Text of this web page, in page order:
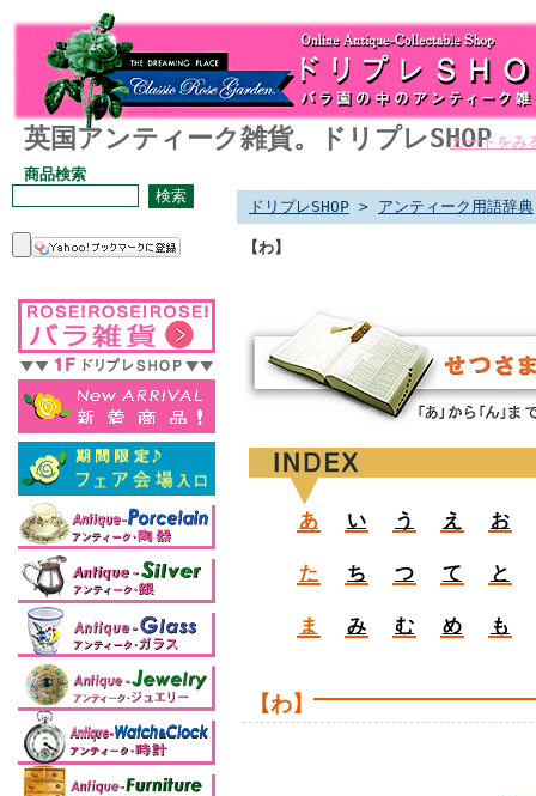
英国アンティーク雑貨。ドリプレSHOP
カートをみ
商品検索
ドリプレSHOP > アンティーク用語辞典
【わ】
あ い う え お
た ち つ て と
ま み む め も
【わ】